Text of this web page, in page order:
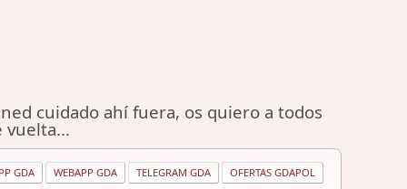
cuidado ahí fuera, os quiero a todos
vuelta...
GDA WEBAPP GDA TELEGRAM GDA OFERTAS GDAPOL